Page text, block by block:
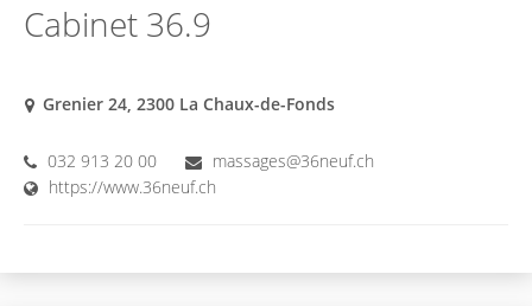
Cabinet 36.9
Grenier 24, 2300 La Chaux-de-Fonds
032 913 20 00
massages@36neuf.ch
https://www.36neuf.ch